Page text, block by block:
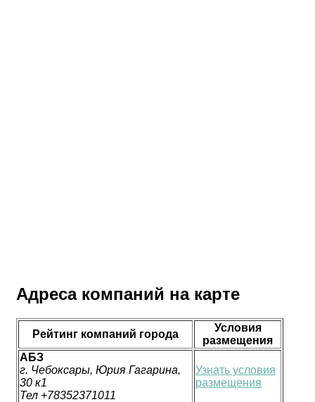
Адреса компаний на карте
Рейтинг компаний города
Условия
размещения
АБЗ
г. Чебоксары, Юрия Гагарина,
30 к1
Тел +78352371011
Узнать условия
размещения